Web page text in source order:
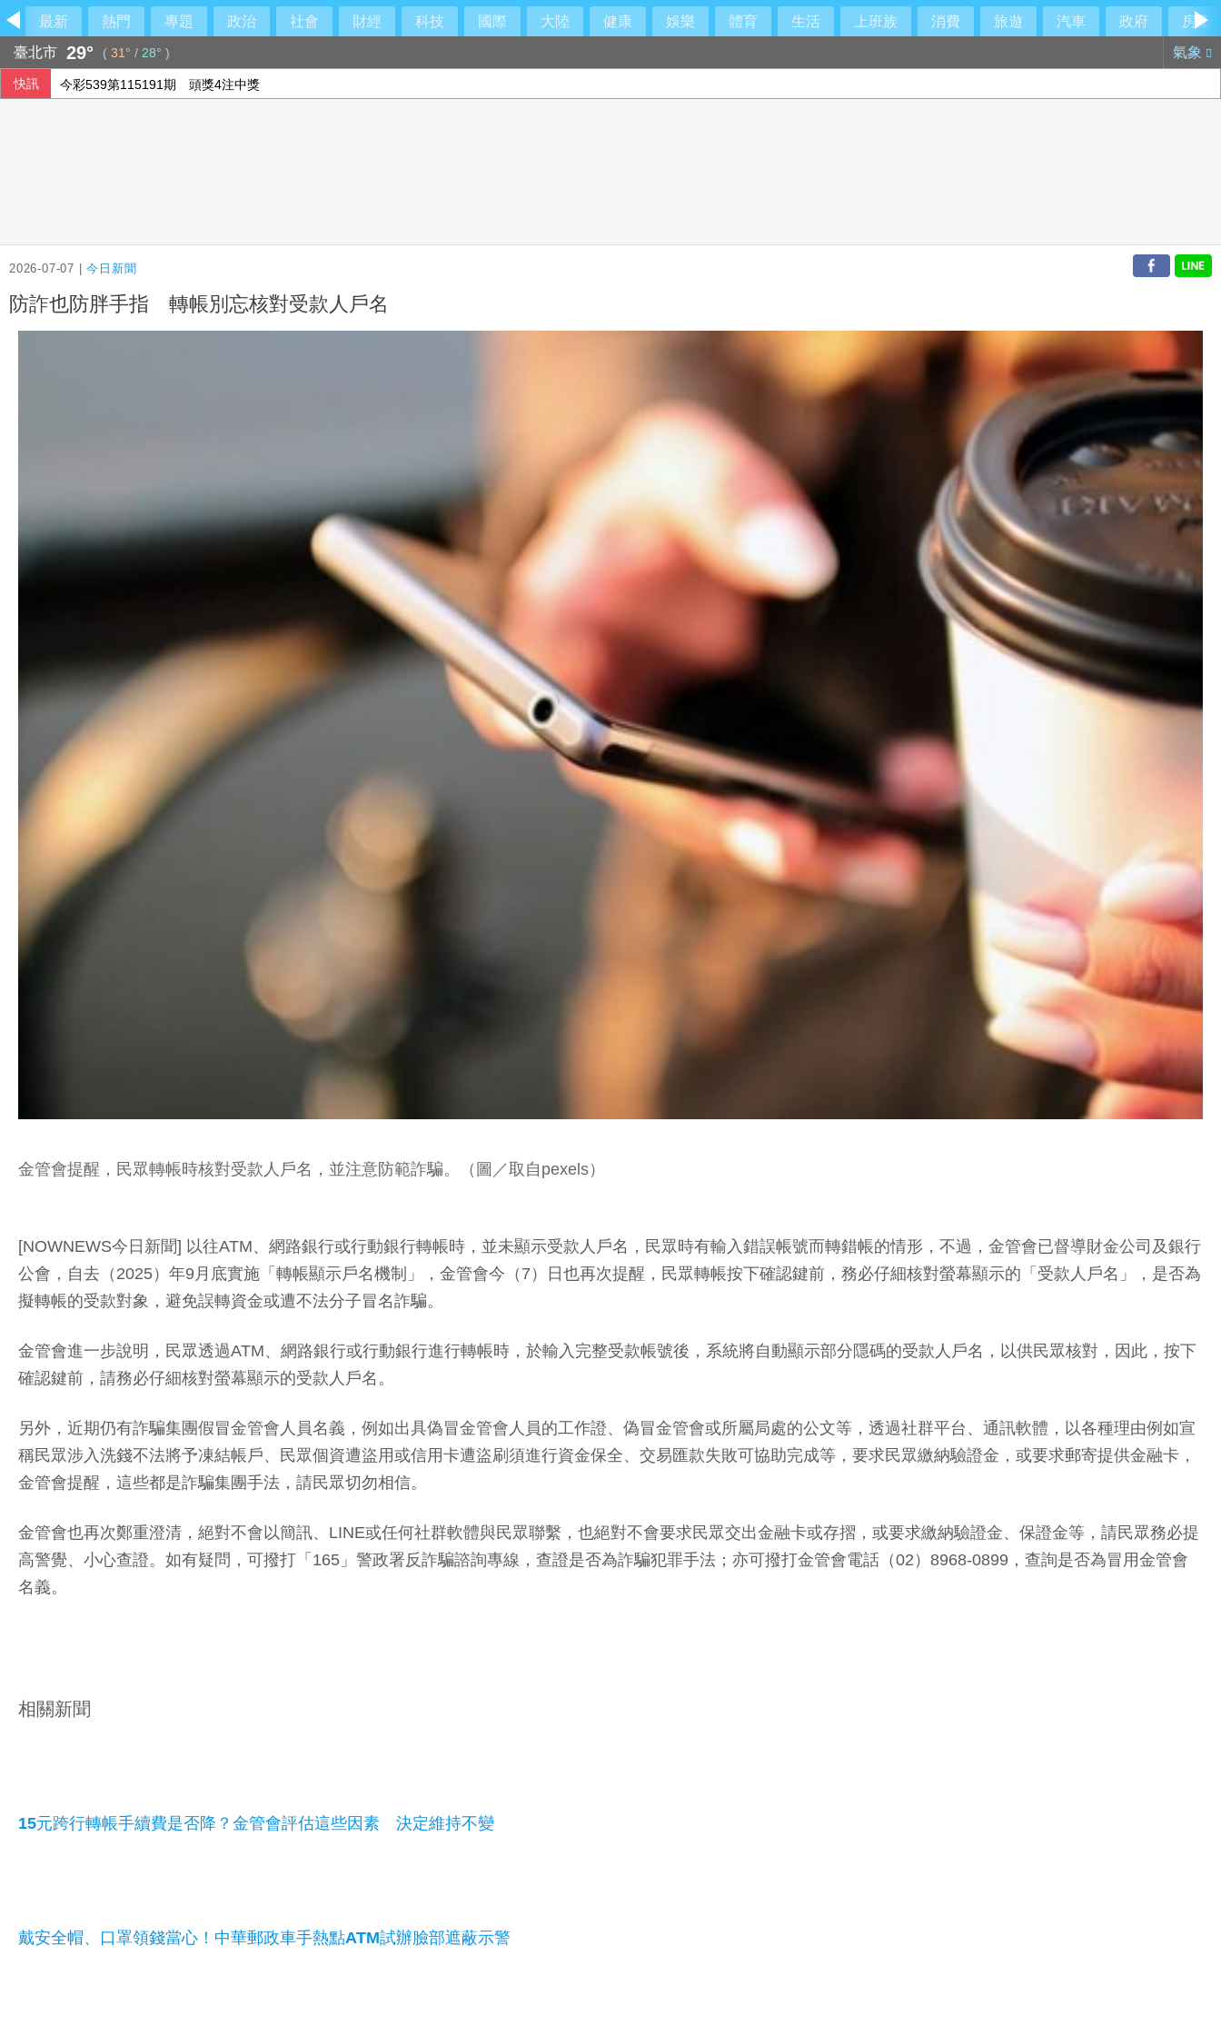
最新 熱門 專題 政治 社會 財經 科技 國際 大陸 健康 娛樂 體育 生活 上班族 消費 旅遊 汽車 政府
房產
臺北市 29° ( 31° / 28° ) 氣象
快訊 今彩539第115191期 頭獎4注中獎
2026-07-07 |今日新聞
防詐也防胖手指 轉帳別忘核對受款人戶名
金管會提醒，民眾轉帳時核對受款人戶名，並注意防範詐騙。（圖／取自pexels）
[NOWNEWS今日新聞] 以往ATM、網路銀行或行動銀行轉帳時，並未顯示受款人戶名，民眾時有輸入錯誤帳號而轉錯帳的情形，不過，金管會已督導財金公司及銀行
公會，自去（2025）年9月底實施「轉帳顯示戶名機制」，金管會今（7）日也再次提醒，民眾轉帳按下確認鍵前，務必仔細核對螢幕顯示的「受款人戶名」，是否為
擬轉帳的受款對象，避免誤轉資金或遭不法分子冒名詐騙。
金管會進一步說明，民眾透過ATM、網路銀行或行動銀行進行轉帳時，於輸入完整受款帳號後，系統將自動顯示部分隱碼的受款人戶名，以供民眾核對，因此，按下
確認鍵前，請務必仔細核對螢幕顯示的受款人戶名。
另外，近期仍有詐騙集團假冒金管會人員名義，例如出具偽冒金管會人員的工作證、偽冒金管會或所屬局處的公文等，透過社群平台、通訊軟體，以各種理由例如宣
稱民眾涉入洗錢不法將予凍結帳戶、民眾個資遭盜用或信用卡遭盜刷須進行資金保全、交易匯款失敗可協助完成等，要求民眾繳納驗證金，或要求郵寄提供金融卡，
金管會提醒，這些都是詐騙集團手法，請民眾切勿相信。
金管會也再次鄭重澄清，絕對不會以簡訊、LINE或任何社群軟體與民眾聯繫，也絕對不會要求民眾交出金融卡或存摺，或要求繳納驗證金、保證金等，請民眾務必提
高警覺、小心查證。如有疑問，可撥打「165」警政署反詐騙諮詢專線，查證是否為詐騙犯罪手法；亦可撥打金管會電話（02）8968-0899，查詢是否為冒用金管會
名義。
相關新聞
15元跨行轉帳手續費是否降？金管會評估這些因素 決定維持不變
戴安全帽、口罩領錢當心！中華郵政車手熱點ATM試辦臉部遮蔽示警